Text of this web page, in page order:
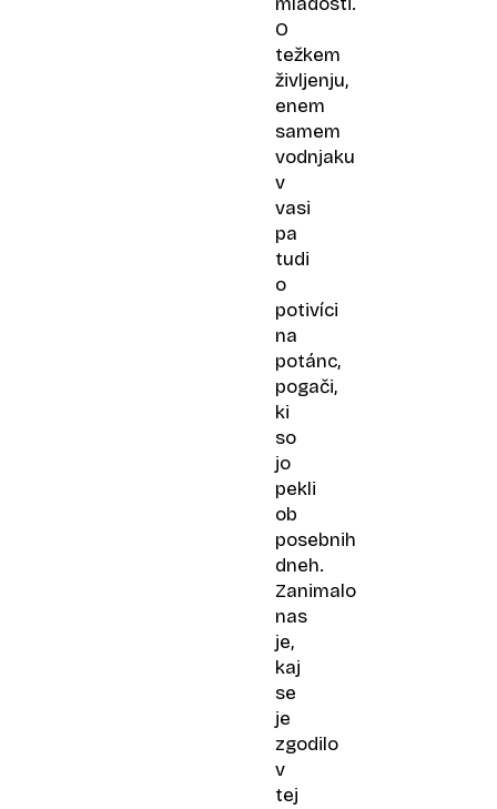
O
težkem
življenju,
enem
samem
vodnjaku
v
vasi
pa
tudi
o
potivíci
na
potánc,
pogači,
ki
so
jo
pekli
ob
posebnih
dneh.
Zanimalo
nas
je,
kaj
se
je
zgodilo
v
tej